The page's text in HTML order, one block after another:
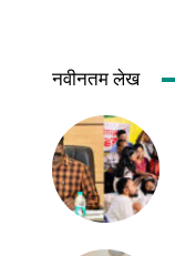
नवीनतम लेख